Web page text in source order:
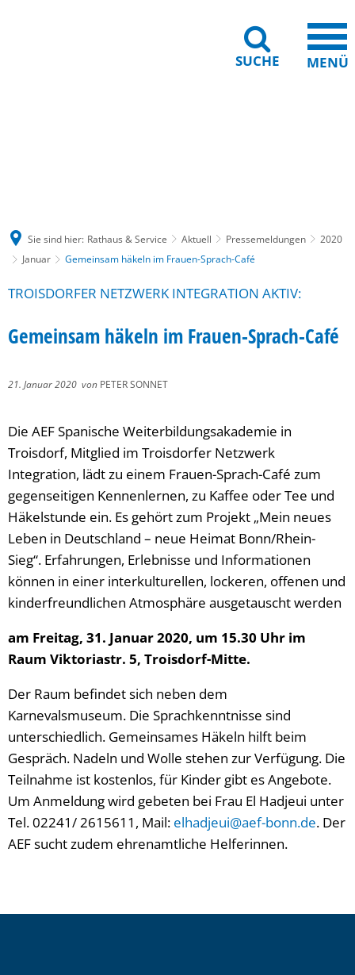
SUCHE MENÜ
Sie sind hier: Rathaus & Service Aktuell Pressemeldungen
2020
Januar
Gemeinsam häkeln im Frauen-Sprach-Café
TROISDORFER NETZWERK INTEGRATION AKTIV:
Gemeinsam häkeln im Frauen-Sprach-Café
21. Januar 2020 von PETER SONNET
Die AEF Spanische Weiterbildungsakademie in
Troisdorf, Mitglied im Troisdorfer Netzwerk
Integration, lädt zu einem Frauen-Sprach-Café zum
gegenseitigen Kennenlernen, zu Kaffee oder Tee und
Häkelstunde ein. Es gehört zum Projekt „Mein neues
Leben in Deutschland – neue Heimat Bonn/Rhein-
Sieg“. Erfahrungen, Erlebnisse und Informationen
können in einer interkulturellen, lockeren, offenen und
kinderfreundlichen Atmosphäre ausgetauscht werden
am Freitag, 31. Januar 2020, um 15.30 Uhr im
Raum Viktoriastr. 5, Troisdorf-Mitte.
Der Raum befindet sich neben dem
Karnevalsmuseum. Die Sprachkenntnisse sind
unterschiedlich. Gemeinsames Häkeln hilft beim
Gespräch. Nadeln und Wolle stehen zur Verfügung. Die
Teilnahme ist kostenlos, für Kinder gibt es Angebote.
Um Anmeldung wird gebeten bei Frau El Hadjeui unter
Tel. 02241/ 2615611, Mail: elhadjeui@aef-bonn.de. Der
AEF sucht zudem ehrenamtliche Helferinnen.